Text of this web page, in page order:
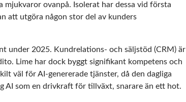
mjukvaror ovanpå. Isolerat har dessa vid första
att utgöra någon stor del av kunders
under 2025. Kundrelations- och säljstöd (CRM) är
Lime har dock byggt signifikant kompetens och
väl för AI-genererade tjänster, då den dagliga
AI som en drivkraft för tillväxt, snarare än ett hot.